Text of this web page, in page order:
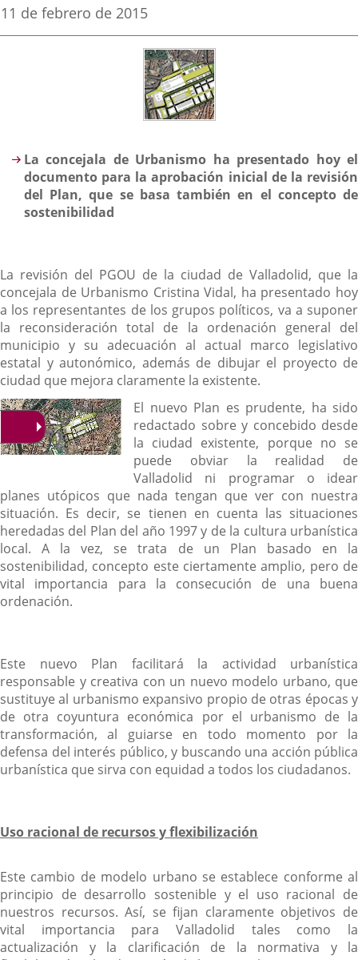
aplicación
externa.
aplicación
Fecha
la
11 de febrero de 2015
La concejala de Urbanismo ha presentado hoy el
documento para la aprobación inicial de la revisión
del Plan, que se basa también en el concepto de
sostenibilidad
La revisión del PGOU de la ciudad de Valladolid, que la
concejala de Urbanismo Cristina Vidal, ha presentado hoy
a los representantes de los grupos políticos, va a suponer
la reconsideración total de la ordenación general del
municipio y su adecuación al actual marco legislativo
estatal y autonómico, además de dibujar el proyecto de
ciudad que mejora claramente la existente.
El nuevo Plan es prudente, ha sido
redactado sobre y concebido desde
la ciudad existente, porque no se
puede obviar la realidad de
Valladolid ni programar o idear
planes utópicos que nada tengan que ver con nuestra
situación. Es decir, se tienen en cuenta las situaciones
heredadas del Plan del año 1997 y de la cultura urbanística
local. A la vez, se trata de un Plan basado en la
sostenibilidad, concepto este ciertamente amplio, pero de
vital importancia para la consecución de una buena
ordenación.
Este nuevo Plan facilitará la actividad urbanística
responsable y creativa con un nuevo modelo urbano, que
sustituye al urbanismo expansivo propio de otras épocas y
de otra coyuntura económica por el urbanismo de la
transformación, al guiarse en todo momento por la
defensa del interés público, y buscando una acción pública
urbanística que sirva con equidad a todos los ciudadanos.
Uso racional de recursos y flexibilización
Este cambio de modelo urbano se establece conforme al
principio de desarrollo sostenible y el uso racional de
nuestros recursos. Así, se fijan claramente objetivos de
vital importancia para Valladolid tales como la
actualización y la clarificación de la normativa y la